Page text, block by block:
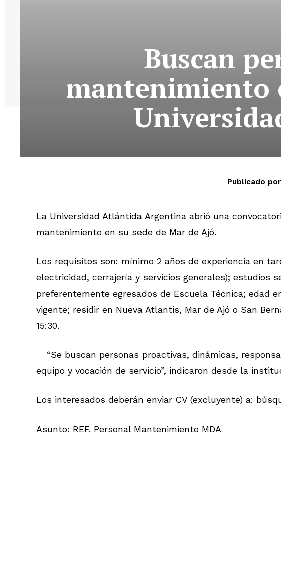
Buscan
mantenimiento
Publicado
La Universidad Atlántida Argentina abrió una
mantenimiento en su sede de Mar de Ajó.
Los requisitos son: mínimo 2 años de experiencia en
electricidad, cerrajería y servicios generales); estudios
preferentemente egresados de Escuela Técnica; edad
vigente; residir en Nueva Atlantis, Mar de Ajó o San
15:30.
“Se buscan personas proactivas, dinámicas,
equipo y vocación de servicio”, indicaron desde la
Los interesados deberán enviar CV (excluyente) a:
Asunto: REF. Personal Mantenimiento MDA